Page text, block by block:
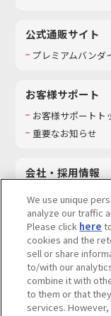
公式通販サイト
プレミアムバンダ
お客様サポート
お客様サポートト
重要なお知らせ
会社・採用情報
採用情報
サステナビリティ
お問い合わせ
ウェブサイトご利用条件
We use unique
analyze our traffic
Please click here
cookies and the
sell or share
to/with our
combine it with
to them or that
services.